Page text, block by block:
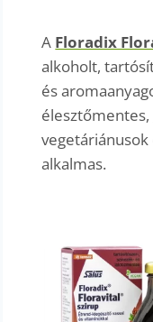
A Floradix
alkoholt,
és
vegetáriánusok
alkalmas.